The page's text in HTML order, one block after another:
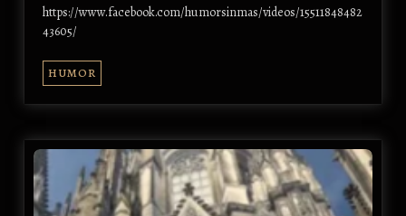
https://www.facebook.com/humorsinmas/videos/15511848482
43605/
HUMOR